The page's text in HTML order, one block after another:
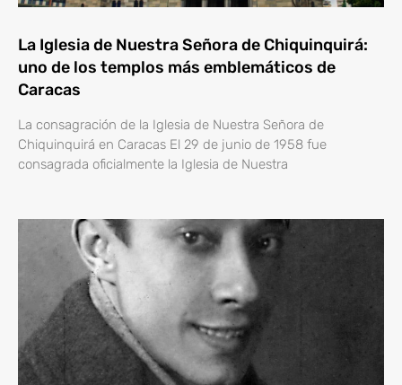
La Iglesia de Nuestra Señora de Chiquinquirá:
uno de los templos más emblemáticos de
Caracas
La consagración de la Iglesia de Nuestra Señora de
Chiquinquirá en Caracas El 29 de junio de 1958 fue
consagrada oficialmente la Iglesia de Nuestra